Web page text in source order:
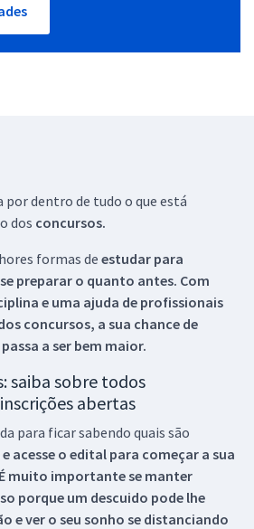
por dentro de tudo o que está
dos concursos.
formas de estudar para
preparar o quanto antes. Com
e uma ajuda de profissionais
concursos, a sua chance de
a ser bem maior.
saiba sobre todos
abertas
para ficar sabendo quais são
acesse o edital para começar a sua
muito importante se manter
porque um descuido pode lhe
e ver o seu sonho se distanciando